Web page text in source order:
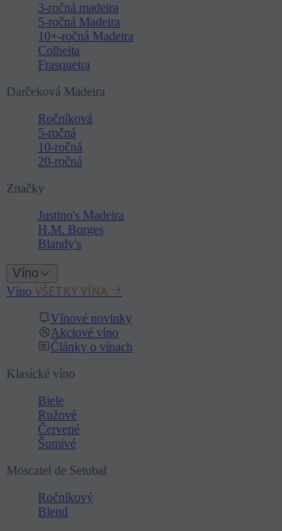
3-ročná madeira
5-ročná Madeira
10+-ročná Madeira
Colheita
Frasqueira
Darčeková Madeira
Ročníková
5-ročná
10-ročná
20-ročná
Značky
Justino's Madeira
H.M. Borges
Blandy's
Víno
Víno VŠETKY VÍNA
Vínové novinky
Akciové víno
Články o vínach
Klasícké víno
Biele
Ružové
Červené
Šumivé
Moscatel de Setubal
Ročníkový
Blend